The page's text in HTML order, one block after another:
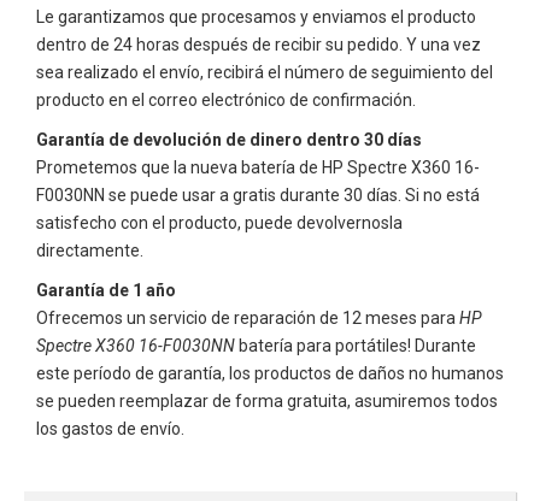
Le garantizamos que procesamos y enviamos el producto
dentro de 24 horas después de recibir su pedido. Y una vez
sea realizado el envío, recibirá el número de seguimiento del
producto en el correo electrónico de confirmación.
Garantía de devolución de dinero dentro 30 días
Prometemos que la nueva batería de HP Spectre X360 16-
F0030NN se puede usar a gratis durante 30 días. Si no está
satisfecho con el producto, puede devolvernosla
directamente.
Garantía de 1 año
Ofrecemos un servicio de reparación de 12 meses para HP
Spectre X360 16-F0030NNbatería para portátiles! Durante
este período de garantía, los productos de daños no humanos
se pueden reemplazar de forma gratuita, asumiremos todos
los gastos de envío.